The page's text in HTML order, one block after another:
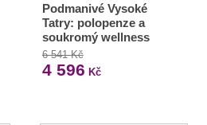
Podmanivé Vysoké
Tatry: polopenze a
soukromý wellness
6 541 Kč
4 596 Kč